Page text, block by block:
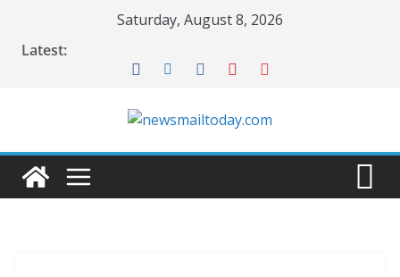
content
Saturday, August 8, 2026
Latest: